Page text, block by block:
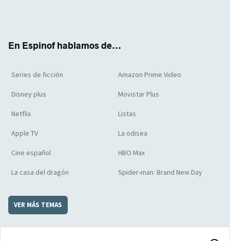
En Espinof hablamos de...
Series de ficción Amazon Prime Video
Disney plus Movistar Plus
Netflix Listas
Apple TV La odisea
Cine español HBO Max
La casa del dragón Spider-man: Brand New Day
VER MÁS TEMAS